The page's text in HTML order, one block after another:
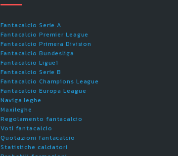
Fantacalcio Serie A
Fantacalcio Premier League
Fantacalcio Primera Division
Fantacalcio Bundesliga
Fantacalcio Ligue1
Fantacalcio Serie B
Fantacalcio Champions League
Fantacalcio Europa League
Naviga leghe
Maxileghe
Regolamento fantacalcio
Voti fantacalcio
Quotazioni fantacalcio
Statistiche calciatori